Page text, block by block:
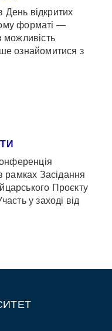
відкритих
форматі —
ознайомитися з
рамках Засідання
Проєкту
у заході від